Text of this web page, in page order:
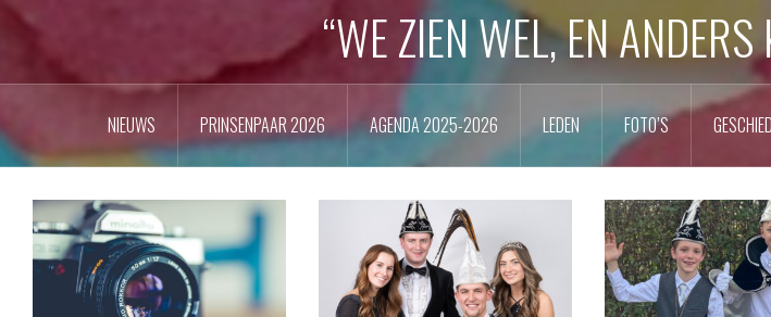
“WE ZIEN WEL, EN
NIEUWS PRINSENPAAR 2026 AGENDA 2025-2026 LEDEN FOTO’S